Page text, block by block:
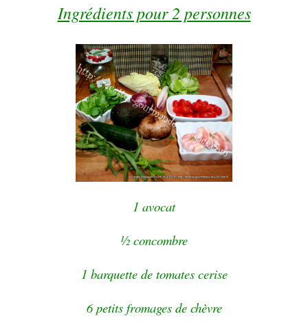
Ingrédients pour 2 personnes
1 avocat
½ concombre
1 barquette de tomates cerise
6 petits fromages de chèvre